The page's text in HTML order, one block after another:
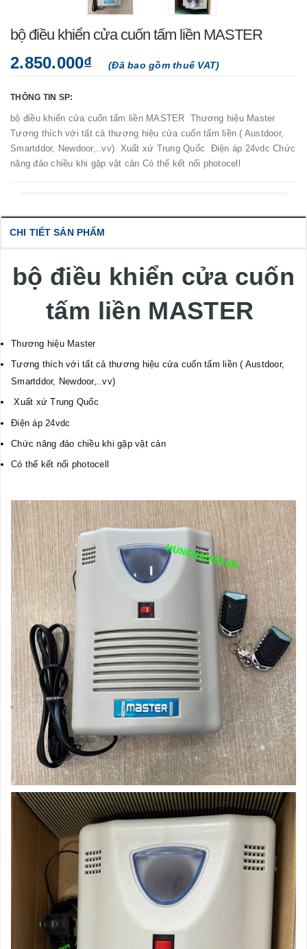
bộ điều khiển cửa cuốn tấm liền MASTER
2.850.000₫ (Đã bao gồm thuế VAT)
THÔNG TIN SP:
bộ điều khiển cửa cuốn tấm liền MASTER Thương hiệu Master
Tương thích với tất cả thương hiệu cửa cuốn tấm liền ( Austdoor,
Smartddor, Newdoor,..vv) Xuất xứ Trung Quốc Điện áp 24vdc Chức
năng đảo chiều khi gặp vật cản Có thể kết nối photocell
CHI TIẾT SẢN PHẨM
bộ điều khiển cửa cuốn
tấm liền MASTER
Thương hiệu Master
Tương thích với tất cả thương hiệu cửa cuốn tấm liền ( Austdoor,
Smartddor, Newdoor,..vv)
Xuất xứ Trung Quốc
Điện áp 24vdc
Chức năng đảo chiều khi gặp vật cản
Có thể kết nối photocell